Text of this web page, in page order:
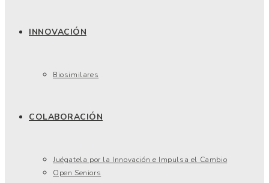
INNOVACIÓN
Biosimilares
COLABORACIÓN
Juégatela por la Innovación e Impulsa el Cambio
Open Seniors